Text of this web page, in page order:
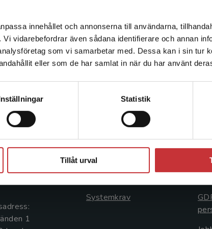
innehållet och annonserna till användarna,
vidarebefordrar även sådana identifierare och annan
som vi samarbetar med. Dessa kan i sin tur
eller som de har samlat in när du har använt
Statistik
Tillåt urval
som att du besöker studentlitteratur.se via en
Sverige. Vi erbjuder inte leveranser utanför
För att kunna slutföra ett köp måste
vara i Sverige.Läs mer
oss
oss
20 00
Lund
1
Kundservice
Kontakta kundservice
046-31 21 00
Frågor och svar
Systemkrav